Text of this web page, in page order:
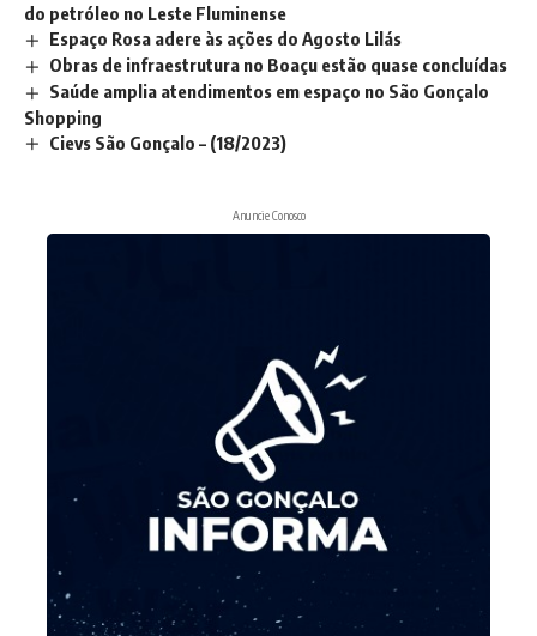
do petróleo no Leste Fluminense
Espaço Rosa adere às ações do Agosto Lilás
Obras de infraestrutura no Boaçu estão quase concluídas
Saúde amplia atendimentos em espaço no São Gonçalo
Shopping
Cievs São Gonçalo – (18/2023)
Anuncie Conosco